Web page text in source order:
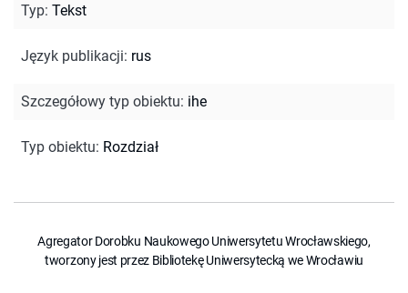
Typ: Tekst
Język publikacji: rus
Szczegółowy typ obiektu: ihe
Typ obiektu: Rozdział
Agregator Dorobku Naukowego Uniwersytetu Wrocławskiego,
tworzony jest przez Bibliotekę Uniwersytecką we Wrocławiu